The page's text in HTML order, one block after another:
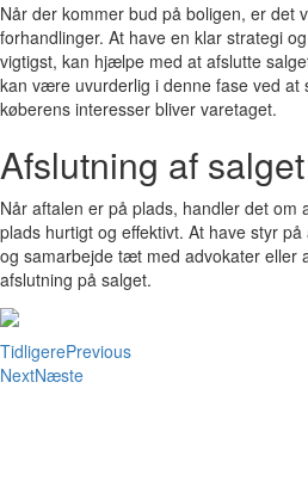
Når der kommer bud på boligen, er det
forhandlinger. At have en klar strategi
vigtigst, kan hjælpe med at afslutte
kan være uvurderlig i denne fase ved
køberens interesser bliver varetaget.
Afslutning af salget
Når aftalen er på plads, handler det om
plads hurtigt og effektivt. At have styr
og samarbejde tæt med advokater eller
afslutning på salget.
TidligerePrevious
NextNæste